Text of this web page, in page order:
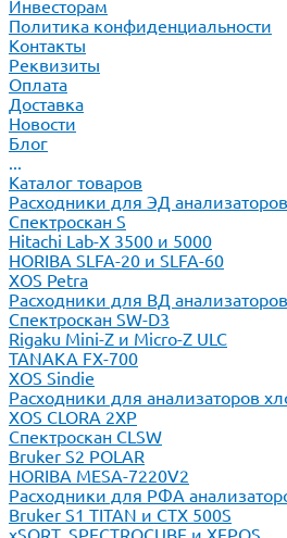
Инвесторам
Политика конфиденциальности
Контакты
Реквизиты
Оплата
Доставка
Новости
Блог
...
Каталог товаров
Расходники для ЭД
Спектроскан S
Hitachi Lab-X 3500 и 5000
HORIBA SLFA-20 и SLFA-60
XOS Petra
Расходники для ВД
Спектроскан SW-D3
Rigaku Mini-Z и Micro-Z ULC
TANAKA FX-700
XOS Sindie
Расходники для анализаторов
XOS CLORA 2XP
Спектроскан CLSW
Bruker S2 POLAR
HORIBA MESA-7220V2
Расходники для РФА
Bruker S1 TITAN и CTX 500S